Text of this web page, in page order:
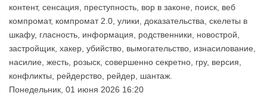
контент, сенсация, преступность, вор в законе, поиск, веб
компромат, компромат 2.0, улики, доказательства, скелеты в
шкафу, гласность, информация, родственники, новострой,
застройщик, хакер, убийство, вымогательство, изнасилование,
насилие, жесть, розыск, совершенно секретно, гру, версия,
конфликты, рейдерство, рейдер, шантаж.
Понедельник, 01 июня 2026 16:20